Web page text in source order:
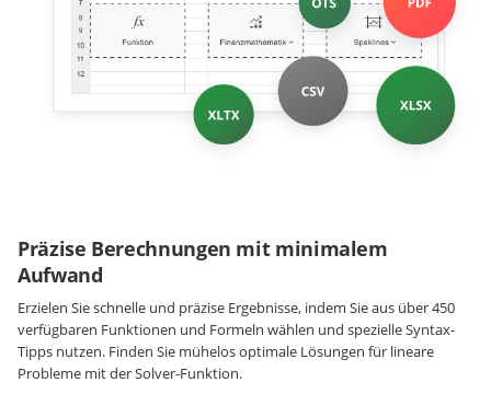
Präzise Berechnungen mit minimalem
Aufwand
Erzielen Sie schnelle und präzise Ergebnisse, indem Sie aus über 450
verfügbaren Funktionen und Formeln wählen und spezielle Syntax-
Tipps nutzen. Finden Sie mühelos optimale Lösungen für lineare
Probleme mit der Solver-Funktion.